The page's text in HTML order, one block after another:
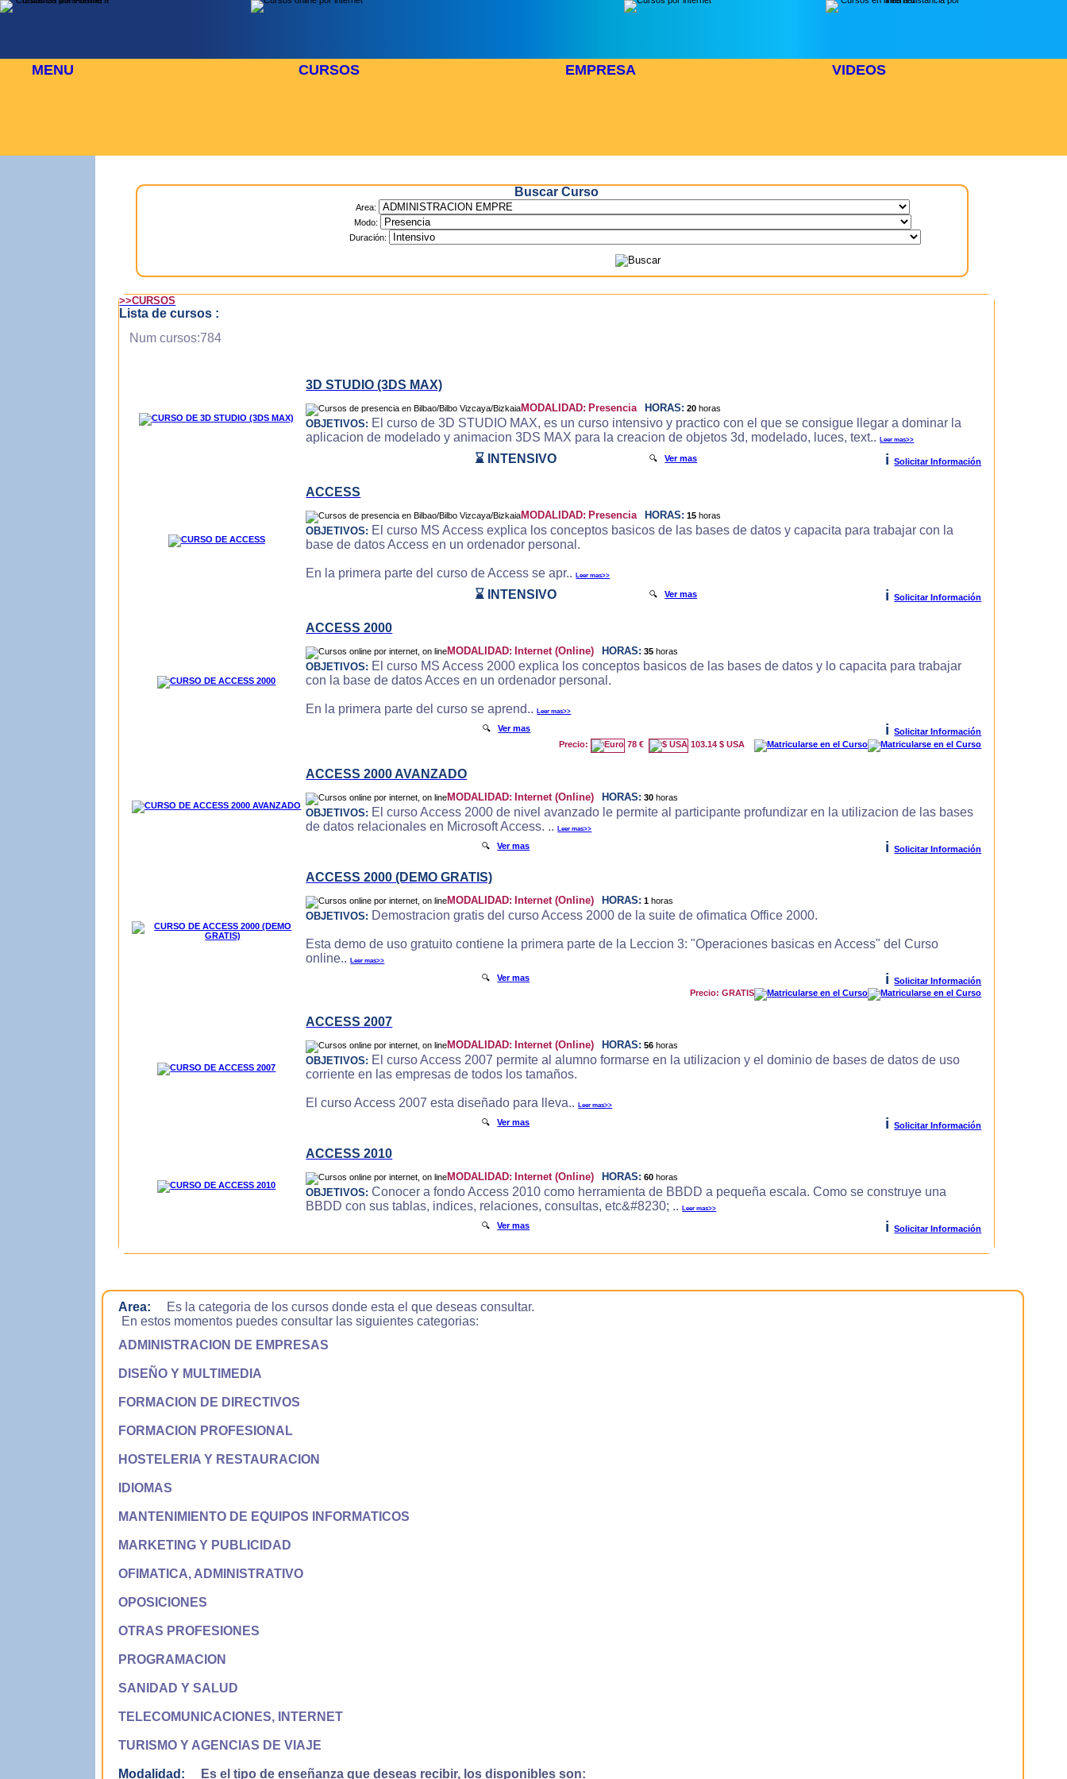
MENU CURSOS EMPRESA VIDEOS
Buscar Curso
Area:
Modo:
Duración:
>>CURSOS
Lista de cursos :
Num cursos:784
3D STUDIO (3DS MAX)
MODALIDAD: Presencia HORAS: 20 horas
OBJETIVOS: El curso de 3D STUDIO MAX, es un curso intensivo y practico con el que se consigue llegar a dominar la
aplicacion de modelado y animacion 3DS MAX para la creacion de objetos 3d, modelado, luces, text..Leer mas>>
⌛ INTENSIVO 🔍Ver mas i Solicitar Información
ACCESS
MODALIDAD: Presencia HORAS: 15 horas
OBJETIVOS: El curso MS Access explica los conceptos basicos de las bases de datos y capacita para trabajar con la
base de datos Access en un ordenador personal.
En la primera parte del curso de Access se apr..Leer mas>>
⌛ INTENSIVO 🔍Ver mas i Solicitar Información
ACCESS 2000
MODALIDAD: Internet (Online) HORAS: 35 horas
OBJETIVOS: El curso MS Access 2000 explica los conceptos basicos de las bases de datos y lo capacita para trabajar
con la base de datos Acces en un ordenador personal.
En la primera parte del curso se aprend..Leer mas>>
🔍Ver mas i
Solicitar Información
Precio:
78 € 103.14 $ USA
ACCESS 2000 AVANZADO
MODALIDAD: Internet (Online) HORAS: 30 horas
OBJETIVOS: El curso Access 2000 de nivel avanzado le permite al participante profundizar en la utilizacion de las bases
de datos relacionales en Microsoft Access. ..Leer mas>>
🔍Ver mas i Solicitar Información
ACCESS 2000 (DEMO GRATIS)
MODALIDAD: Internet (Online) HORAS: 1 horas
OBJETIVOS: Demostracion gratis del curso Access 2000 de la suite de ofimatica Office 2000.
Esta demo de uso gratuito contiene la primera parte de la Leccion 3: "Operaciones basicas en Access" del Curso
online..Leer mas>>
🔍Ver mas i
Solicitar Información
Precio: GRATIS
ACCESS 2007
MODALIDAD: Internet (Online) HORAS: 56 horas
OBJETIVOS: El curso Access 2007 permite al alumno formarse en la utilizacion y el dominio de bases de datos de uso
corriente en las empresas de todos los tamaños.
El curso Access 2007 esta diseñado para lleva..Leer mas>>
🔍Ver mas i Solicitar Información
ACCESS 2010
MODALIDAD: Internet (Online) HORAS: 60 horas
OBJETIVOS: Conocer a fondo Access 2010 como herramienta de BBDD a pequeña escala. Como se construye una
BBDD con sus tablas, indices, relaciones, consultas, etc&#8230; ..Leer mas>>
🔍Ver mas i Solicitar Información
Area:
Es la categoria de los cursos donde esta el que deseas consultar.
En estos momentos puedes consultar las siguientes categorias:
ADMINISTRACION DE EMPRESAS
DISEÑO Y MULTIMEDIA
FORMACION DE DIRECTIVOS
FORMACION PROFESIONAL
HOSTELERIA Y RESTAURACION
IDIOMAS
MANTENIMIENTO DE EQUIPOS INFORMATICOS
MARKETING Y PUBLICIDAD
OFIMATICA, ADMINISTRATIVO
OPOSICIONES
OTRAS PROFESIONES
PROGRAMACION
SANIDAD Y SALUD
TELECOMUNICACIONES, INTERNET
TURISMO Y AGENCIAS DE VIAJE
Modalidad: Es el tipo de enseñanza que deseas recibir, los disponibles son: